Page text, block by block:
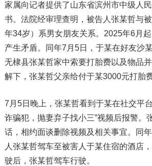
家属向记者提供了山东省滨州市中级人
书。法院经审理查明，被告人张某哲与
年34岁）系男女朋友关系。2025年6月
产生矛盾。同年7月5日，于某在好友沙
无棣县张某哲家中索要打胎费以及物品
解下，张某哲父亲给付于某3000元打胎费
7月5日晚上，张某哲看到于某在社交平
诈骗犯，抛妻弃子找小三”视频后报警。
话，相约面谈删除视频及相关事宜。同
人张某哲驾车至被害人于某住宿的酒店
驶后，张某哲驾车行驶。